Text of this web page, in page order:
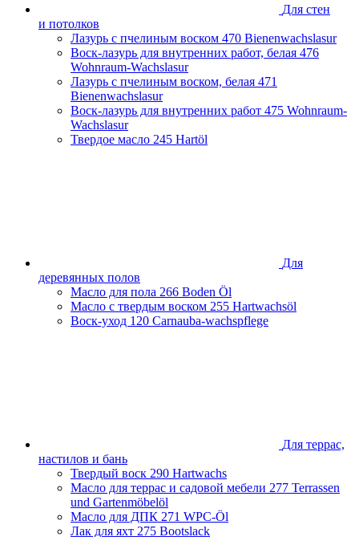
Для стен
и потолков
Лазурь с пчелиным воском 470 Bienenwachslasur
Воск-лазурь для внутренних работ, белая 476
Wohnraum-Wachslasur
Лазурь с пчелиным воском, белая 471
Bienenwachslasur
Воск-лазурь для внутренних работ 475 Wohnraum-
Wachslasur
Твердое масло 245 Hartöl
Для
деревянных полов
Масло для пола 266 Boden Öl
Масло с твердым воском 255 Hartwachsöl
Воск-уход 120 Carnauba-wachspflege
Для террас,
настилов и бань
Твердый воск 290 Hartwachs
Масло для террас и садовой мебели 277 Terrassen
und Gartenmöbelöl
Масло для ДПК 271 WPC-Öl
Лак для яхт 275 Bootslack